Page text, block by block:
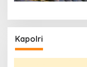
Kapolri